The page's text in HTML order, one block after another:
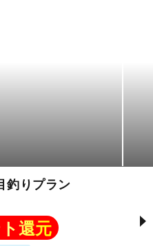
釣りプラン
還元